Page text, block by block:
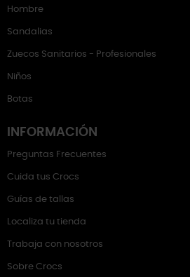
Hombre
Sandalias
Zuecos Sanitarios - Profesionales
Niños
Botas
INFORMACIÓN
Preguntas Frecuentes
Cuida tus Crocs
Guías de tallas
Localiza tu tienda
Trabaja con nosotros
Sobre Crocs